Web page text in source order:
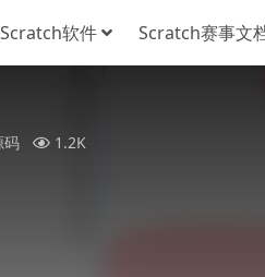
Scratch软件 Scratch赛事文
码
1.2K